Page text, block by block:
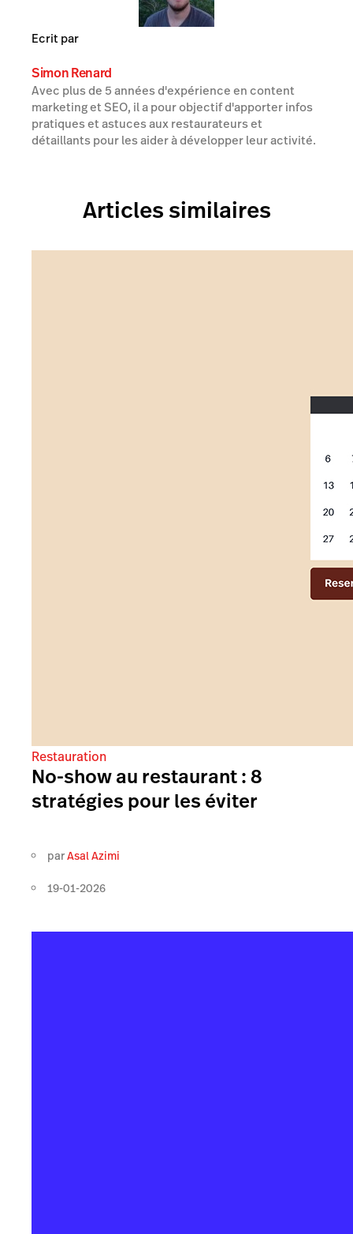
Ecrit par
Simon Renard
Avec plus de 5 années d'expérience en content
marketing et SEO, il a pour objectif d'apporter infos
pratiques et astuces aux restaurateurs et
détaillants pour les aider à développer leur activité.
Articles similaires
Restauration
No-show au restaurant : 8
stratégies pour les éviter
parAsal Azimi
19-01-2026